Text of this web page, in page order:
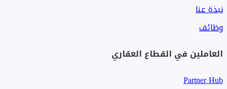
نبذة عنا
وظائف
العاملين في القطاع العقاري
Partner Hub